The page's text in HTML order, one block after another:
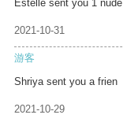
Estelle sent you 1 nude
2021-10-31
游客
Shriya sent you a frien
2021-10-29